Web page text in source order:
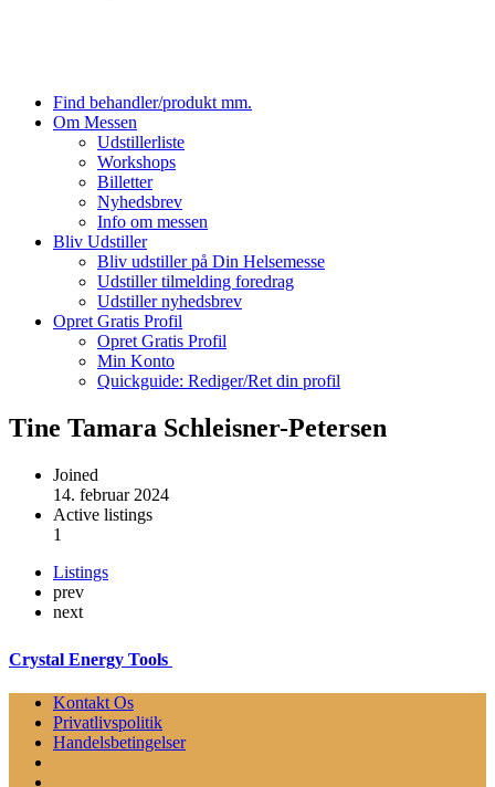
Find behandler/produkt mm.
Om Messen
Udstillerliste
Workshops
Billetter
Nyhedsbrev
Info om messen
Bliv Udstiller
Bliv udstiller på Din Helsemesse
Udstiller tilmelding foredrag
Udstiller nyhedsbrev
Opret Gratis Profil
Opret Gratis Profil
Min Konto
Quickguide: Rediger/Ret din profil
Tine Tamara Schleisner-Petersen
Joined
14. februar 2024
Active listings
1
Listings
prev
next
Crystal Energy Tools
Kontakt Os
Privatlivspolitik
Handelsbetingelser